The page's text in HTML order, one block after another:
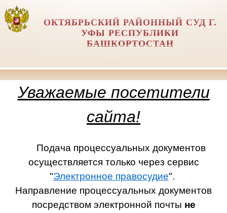
ОКТЯБРЬСКИЙ РАЙОННЫЙ СУД Г.
УФЫ РЕСПУБЛИКИ
БАШКОРТОСТАН
Уважаемые посетители
сайта!
Подача процессуальных документов
осуществляется только через сервис
"Электронное правосудие".
Направление процессуальных документов
посредством электронной почты не